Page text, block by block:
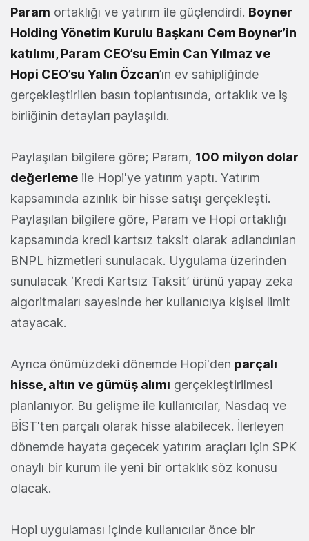
Param ortaklığı ve yatırım ile güçlendirdi. Boyner
Holding Yönetim Kurulu Başkanı Cem Boyner’in
katılımı, Param CEO’su Emin Can Yılmaz ve
Hopi CEO’su Yalın Özcan’ın ev sahipliğinde
gerçekleştirilen basın toplantısında, ortaklık ve iş
birliğinin detayları paylaşıldı.
Paylaşılan bilgilere göre; Param, 100 milyon dolar
değerleme ile Hopi'ye yatırım yaptı. Yatırım
kapsamında azınlık bir hisse satışı gerçekleşti.
Paylaşılan bilgilere göre, Param ve Hopi ortaklığı
kapsamında kredi kartsız taksit olarak adlandırılan
BNPL hizmetleri sunulacak. Uygulama üzerinden
sunulacak ‘Kredi Kartsız Taksit’ ürünü yapay zeka
algoritmaları sayesinde her kullanıcıya kişisel limit
atayacak.
Ayrıca önümüzdeki dönemde Hopi'den parçalı
hisse, altın ve gümüş alımı gerçekleştirilmesi
planlanıyor. Bu gelişme ile kullanıcılar, Nasdaq ve
BİST'ten parçalı olarak hisse alabilecek. İlerleyen
dönemde hayata geçecek yatırım araçları için SPK
onaylı bir kurum ile yeni bir ortaklık söz konusu
olacak.
Hopi uygulaması içinde kullanıcılar önce bir